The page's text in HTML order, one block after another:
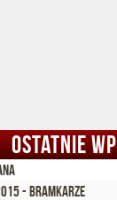
OSTATNIE
- Bramkarze